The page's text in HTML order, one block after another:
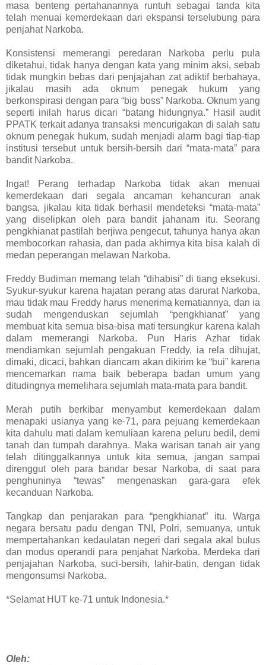
masa benteng pertahanannya runtuh sebagai tanda kita
telah menuai kemerdekaan dari ekspansi terselubung para
penjahat Narkoba.
Konsistensi memerangi peredaran Narkoba perlu pula
diketahui, tidak hanya dengan kata yang minim aksi, sebab
tidak mungkin bebas dari penjajahan zat adiktif berbahaya,
jikalau masih ada oknum penegak hukum yang
berkonspirasi dengan para “big boss” Narkoba. Oknum yang
seperti inilah harus dicari “batang hidungnya.” Hasil audit
PPATK terkait adanya transaksi mencurigakan di salah satu
oknum penegak hukum, sudah menjadi alarm bagi tiap-tiap
institusi tersebut untuk bersih-bersih dari “mata-mata” para
bandit Narkoba.
Ingat! Perang terhadap Narkoba tidak akan menuai
kemerdekaan dari segala ancaman kehancuran anak
bangsa, jikalau kita tidak berhasil mendeteksi “mata-mata”
yang diselipkan oleh para bandit jahanam itu. Seorang
pengkhianat pastilah berjiwa pengecut, tahunya hanya akan
membocorkan rahasia, dan pada akhirnya kita bisa kalah di
medan peperangan melawan Narkoba.
Freddy Budiman memang telah “dihabisi” di tiang eksekusi.
Syukur-syukur karena hajatan perang atas darurat Narkoba,
mau tidak mau Freddy harus menerima kematiannya, dan ia
sudah mengenduskan sejumlah “pengkhianat” yang
membuat kita semua bisa-bisa mati tersungkur karena kalah
dalam memerangi Narkoba. Pun Haris Azhar tidak
mendiamkan sejumlah pengakuan Freddy, ia rela dihujat,
dimaki, dicaci, bahkan diancam akan dikirim ke “bui” karena
mencemarkan nama baik beberapa badan umum yang
ditudingnya memelihara sejumlah mata-mata para bandit.
Merah putih berkibar menyambut kemerdekaan dalam
menapaki usianya yang ke-71, para pejuang kemerdekaan
kita dahulu mati dalam kemuliaan karena peluru bedil, demi
tanah dan tumpah darahnya. Maka warisan tanah air yang
telah ditinggalkannya untuk kita semua, jangan sampai
direnggut oleh para bandar besar Narkoba, di saat para
penghuninya “tewas” mengenaskan gara-gara efek
kecanduan Narkoba.
Tangkap dan penjarakan para “pengkhianat” itu. Warga
negara bersatu padu dengan TNI, Polri, semuanya, untuk
mempertahankan kedaulatan negeri dari segala akal bulus
dan modus operandi para penjahat Narkoba. Merdeka dari
penjajahan Narkoba, suci-bersih, lahir-batin, dengan tidak
mengonsumsi Narkoba.
*Selamat HUT ke-71 untuk Indonesia.*
Oleh: